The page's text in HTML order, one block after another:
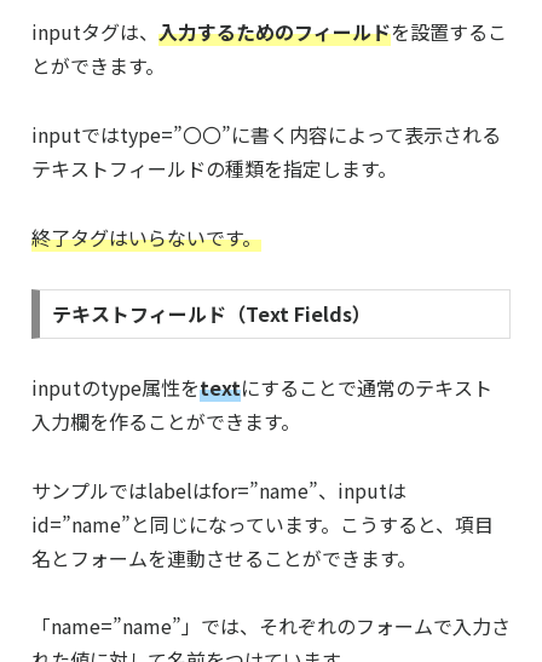
inputタグは、 入力するためのフィールドを設置するこ
とができます。
inputではtype=”〇〇”に書く内容によって表示される
テキストフィールドの種類を指定します。
終了タグはいらないです。
テキストフィールド（Text Fields）
inputのtype属性をtextにすることで通常のテキスト
入力欄を作ることができます。
サンプルではlabelはfor=”name”、inputは
id=”name”と同じになっています。こうすると、項目
名とフォームを連動させることができます。
「name=”name”」では、それぞれのフォームで入力さ